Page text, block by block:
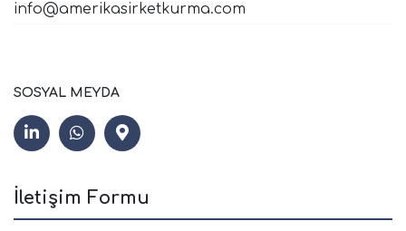
info@amerikasirketkurma.com
SOSYAL MEYDA
İletişim Formu